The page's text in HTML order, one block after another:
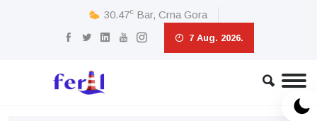
30.47c Bar, Crna Gora
7 Aug. 2026.